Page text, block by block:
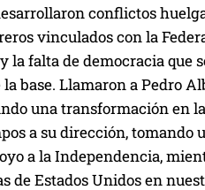
conflictos
vinculados con la
la falta de democracia que
la base. Llamaron a Pedro
una transformación en
a su dirección,
a la Independencia,
de Estados Unidos en